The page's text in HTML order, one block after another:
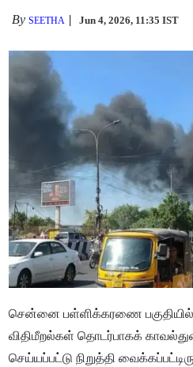
BySEETHA Jun 4, 2026, 11:35 IST
சென்னை பள்ளிக்கரணை
விதிமீறல்கள் தொடர்பாகக்
செய்யப்பட்டு நிறுத்தி